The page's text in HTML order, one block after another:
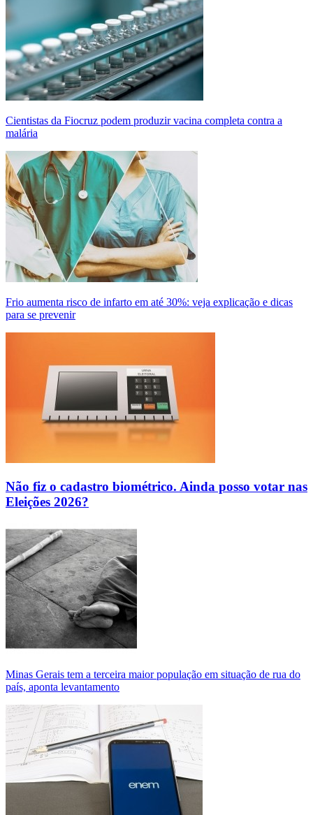
Cientistas da Fiocruz podem produzir vacina completa contra a
malária
Frio aumenta risco de infarto em até 30%: veja explicação e dicas
para se prevenir
Não fiz o cadastro biométrico. Ainda posso votar nas
Eleições 2026?
Minas Gerais tem a terceira maior população em situação de rua do
país, aponta levantamento